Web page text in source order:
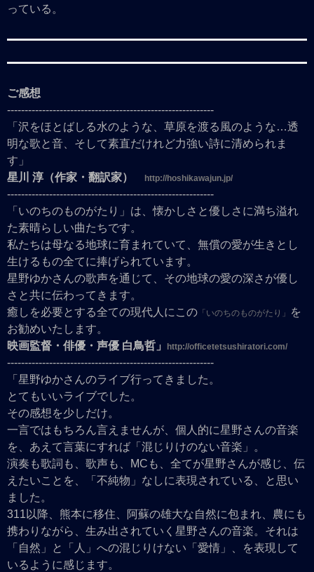
っている。
ご感想
-----------------------------------------------------------
「沢をほとばしる水のような、草原を渡る風のような…透
明な歌と音、そして素直だけれど力強い詩に清められま
す」
星川 淳（作家・翻訳家）
http://hoshikawajun.jp/
-----------------------------------------------------------
「いのちのものがたり」は、懐かしさと優しさに満ち溢れ
た素晴らしい曲たちです。
私たちは母なる地球に育まれていて、無償の愛が生きとし
生けるもの全てに捧げられています。
星野ゆかさんの歌声を通じて、その地球の愛の深さが優し
さと共に伝わってきます。
癒しを必要とする全ての現代人にこの 「いのちのものがたり」
を
お勧めいたします。
映画監督・俳優・声優 白鳥哲」
http://officetetsushiratori.com/
-----------------------------------------------------------
「星野ゆかさんのライブ行ってきました。
とてもいいライブでした。
その感想を少しだけ。
一言ではもちろん言えませんが、個人的に星野さんの音楽
を、あえて言葉にすれば「混じりけのない音楽」。
演奏も歌詞も、歌声も、MCも、全てが星野さんが感じ、伝
えたいことを、「不純物」なしに表現されている、と思い
ました。
311以降、熊本に移住、阿蘇の雄大な自然に包まれ、農にも
携わりながら、生み出されていく星野さんの音楽。それは
「自然」と「人」への混じりけない「愛情」、を表現して
いるように感じます。